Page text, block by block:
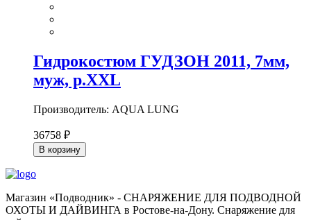
Гидрокостюм ГУДЗОН 2011, 7мм,
муж, р.XXL
Производитель: AQUA LUNG
36758 ₽
В корзину
Магазин «Подводник» - СНАРЯЖЕНИЕ ДЛЯ ПОДВОДНОЙ
ОХОТЫ И ДАЙВИНГА в Ростове-на-Дону. Снаряжение для